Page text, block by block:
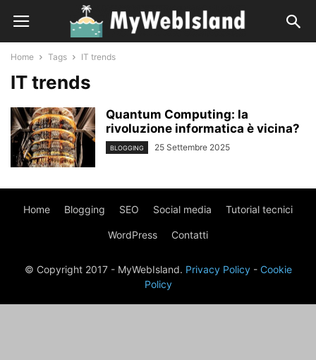
Home Tags IT trends
IT trends
Quantum Computing: la
rivoluzione informatica è vicina?
BLOGGING 25 Settembre 2025
Home Blogging SEO Social media Tutorial tecnici
WordPress Contatti
© Copyright 2017 - MyWebIsland. Privacy Policy- Cookie
Policy